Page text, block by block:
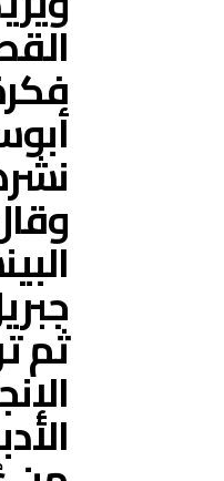
ثم